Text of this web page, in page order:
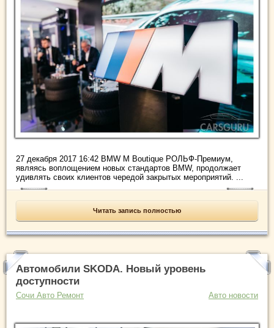
27 декабря 2017 16:42 BMW M Boutique РОЛЬФ-Премиум,
являясь воплощением новых стандартов BMW, продолжает
удивлять своих клиентов чередой закрытых мероприятий. ...
Читать запись полностью
Автомобили SKODA. Новый уровень
доступности
Сочи Авто Ремонт Авто новости